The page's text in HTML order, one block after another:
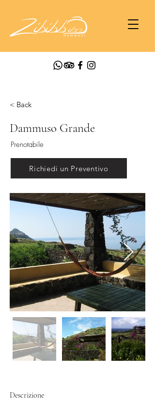
< Back
Dammuso Grande
Prenotabile
Richiedi un Preventivo
Descrizione